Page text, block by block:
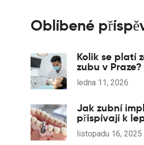
Oblíbené
Kolik se platí
zubu v
roce 2026
výkonu
ledna 11, 2026
Jak zubní
přispívají k
vědecky
pro celkové
listopadu 16, 2025